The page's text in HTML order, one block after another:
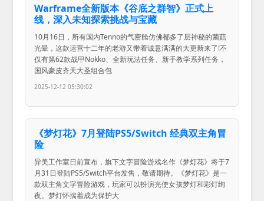
Warframe全新版本《谷底之群智》正式上
线，深入未知探索挑战与宝藏
10月16日，所有国内Tenno的气密舱仿佛都多了层神秘的菌菇
光晕，这款运营十二年的老游又带着诚意满满的大更新来了!不
仅有第62款战甲Nokko、全新玩法任务、新手教学系列任务，
国风豪皮齐天大圣组合包
2025-12-12 05:30:02
《梦灯花》7月登陆PS5/Switch 经典双主角冒
险
异美工作室日前宣布，旗下文字冒险游戏名作《梦灯花》将于7
月31日登陆PS5/Switch平台发售，敬请期待。《梦灯花》是一
款双主角文字冒险游戏，玩家可以扮演光使女孩梦灯和彩灯绚
夜。梦灯怀揣着成为保护大